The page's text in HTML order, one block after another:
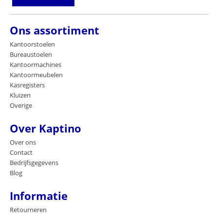
Ons assortiment
Kantoorstoelen
Bureaustoelen
Kantoormachines
Kantoormeubelen
Kasregisters
Kluizen
Overige
Over Kaptino
Over ons
Contact
Bedrijfsgegevens
Blog
Informatie
Retourneren